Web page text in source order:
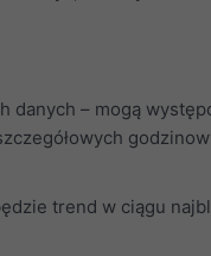
danych – mogą
trend w ciągu